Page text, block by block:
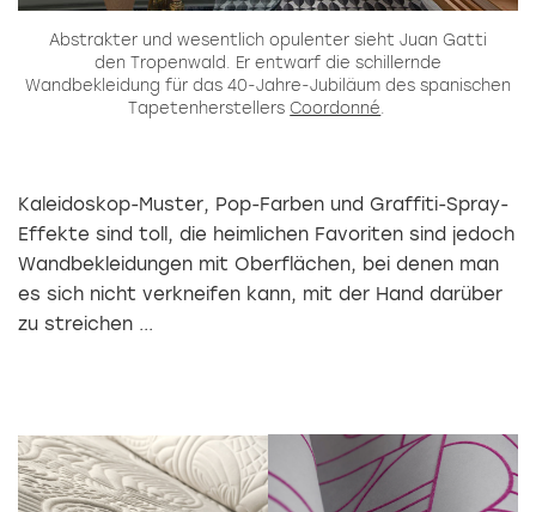
Abstrakter und wesentlich opulenter sieht Juan Gatti
den Tropenwald. Er entwarf die schillernde
Wandbekleidung für das 40-Jahre-Jubiläum des spanischen
TapetenherstellersCoordonné
Kaleidoskop-Muster, Pop-Farben und Graffiti-Spray-
Effekte sind toll, die heimlichen Favoriten sind jedoch
Wandbekleidungen mit Oberflächen, bei denen man
es sich nicht verkneifen kann, mit der Hand darüber
zu streichen ...